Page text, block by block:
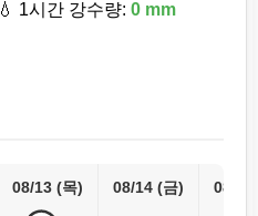
💧 1시간 강수량: 0 mm
08/13 (목) 08/14 (금) 08/15